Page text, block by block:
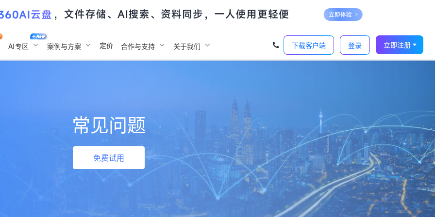
AI专区 案例与方案 定价 合作与支持 关于我们 下载客户端 登录 立即注册
常见问题
免费试用